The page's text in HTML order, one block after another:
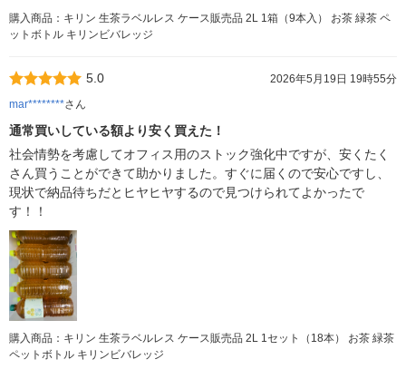
購入商品：キリン 生茶ラベルレス ケース販売品 2L 1箱（9本入） お茶 緑茶 ペ
ットボトル キリンビバレッジ
5.0
2026年5月19日 19時55分
mar********さん
通常買いしている額より安く買えた！
社会情勢を考慮してオフィス用のストック強化中ですが、安くたく
さん買うことができて助かりました。すぐに届くので安心ですし、
現状で納品待ちだとヒヤヒヤするので見つけられてよかったで
す！！
購入商品：キリン 生茶ラベルレス ケース販売品 2L 1セット（18本） お茶 緑茶
ペットボトル キリンビバレッジ